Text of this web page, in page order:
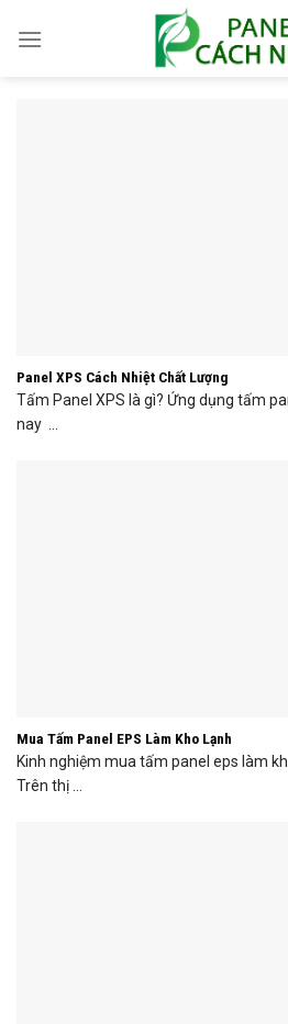
Panel XPS Cách Nhiệt Chất Lượng
Tấm Panel XPS là gì? Ứng dụng tấm
nay ...
Mua Tấm Panel EPS Làm Kho Lạnh
Kinh nghiệm mua tấm panel eps làm
Trên thị ...